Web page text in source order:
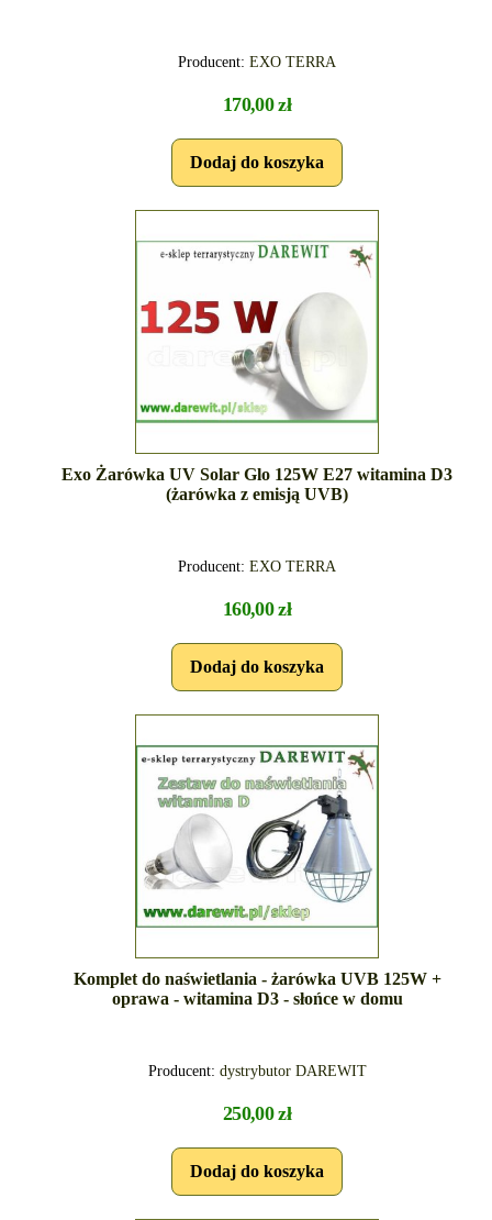
Producent: EXO TERRA
170,00 zł
Exo Żarówka UV Solar Glo 125W E27 witamina D3
(żarówka z emisją UVB)
Producent: EXO TERRA
160,00 zł
Komplet do naświetlania - żarówka UVB 125W +
oprawa - witamina D3 - słońce w domu
Producent: dystrybutor DAREWIT
250,00 zł